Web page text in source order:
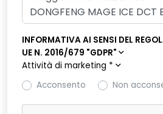
INFORMATIVA AI SENSI DEL
UE N. 2016/679 "GDPR"
Attività di marketing *
Acconsento
Non